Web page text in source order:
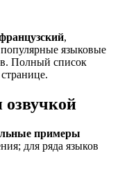
,
языковые
Полный список
примеры
для ряда языков